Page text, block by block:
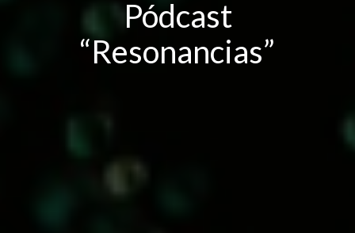
Pódcast
“Resonancias”